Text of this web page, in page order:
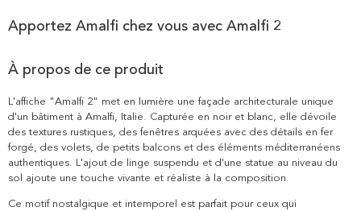
Apportez Amalfi chez vous avec Amalfi 2
À propos de ce produit
L'affiche "Amalfi 2" met en lumière une façade architecturale unique
d'un bâtiment à Amalfi, Italie. Capturée en noir et blanc, elle dévoile
des textures rustiques, des fenêtres arquées avec des détails en fer
forgé, des volets, de petits balcons et des éléments méditerranéens
authentiques. L'ajout de linge suspendu et d'une statue au niveau du
sol ajoute une touche vivante et réaliste à la composition.
Ce motif nostalgique et intemporel est parfait pour ceux qui